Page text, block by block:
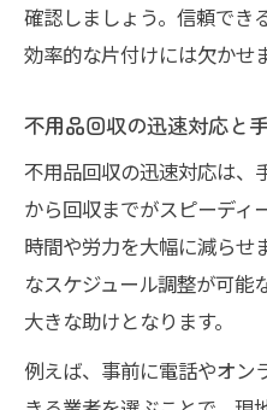
確認しましょう。信頼でき
効率的な片付けには欠かせ
不用品回収の迅速対応と
不用品回収の迅速対応は、
から回収までがスピーディ
時間や労力を大幅に減らせ
なスケジュール調整が可能
大きな助けとなります。
例えば、事前に電話やオン